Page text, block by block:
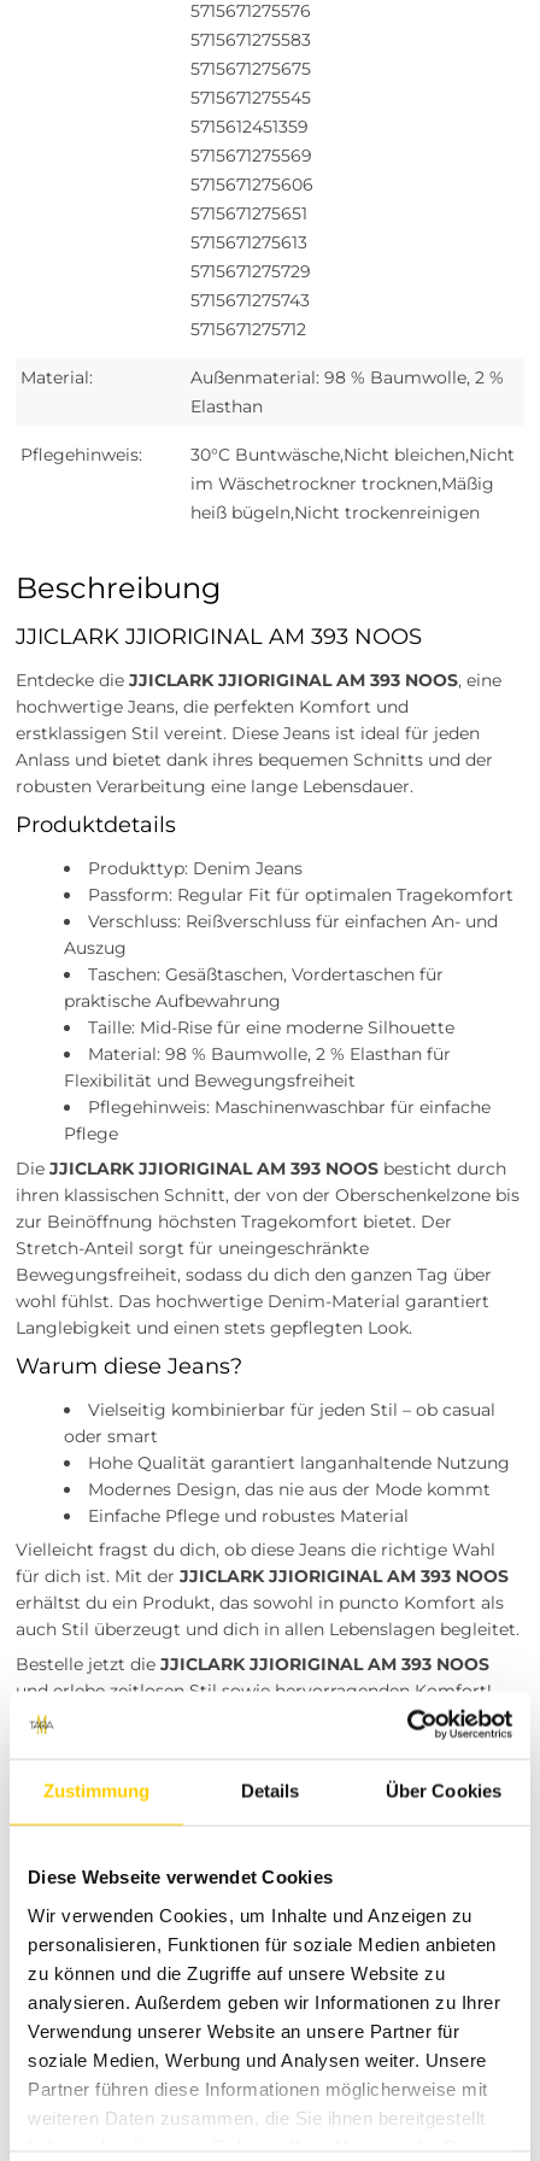
Zustimmung Details Über Cookies
Diese Webseite verwendet Cookies
Wir verwenden Cookies, um Inhalte und Anzeigen zu
personalisieren, Funktionen für soziale Medien anbieten
zu können und die Zugriffe auf unsere Website zu
analysieren. Außerdem geben wir Informationen zu Ihrer
Verwendung unserer Website an unsere Partner für
soziale Medien, Werbung und Analysen weiter. Unsere
Partner führen diese Informationen möglicherweise mit
weiteren Daten zusammen, die Sie ihnen bereitgestellt
5715671275576
5715671275583
5715671275675
5715671275545
5715612451359
5715671275569
5715671275606
5715671275651
5715671275613
5715671275729
5715671275743
5715671275712
Material:
Außenmaterial: 98 % Baumwolle, 2 %
Elasthan
Pflegehinweis:
30°C Buntwäsche,Nicht bleichen,Nicht
im Wäschetrockner trocknen,Mäßig
heiß bügeln,Nicht trockenreinigen
Beschreibung
JJICLARK JJIORIGINAL AM 393 NOOS
Entdecke dieJJICLARK JJIORIGINAL AM 393 NOOS, eine
hochwertige Jeans, die perfekten Komfort und
erstklassigen Stil vereint. Diese Jeans ist ideal für jeden
Anlass und bietet dank ihres bequemen Schnitts und der
robusten Verarbeitung eine lange Lebensdauer.
Produktdetails
Produkttyp: Denim Jeans
Passform: Regular Fit für optimalen Tragekomfort
Verschluss: Reißverschluss für einfachen An- und
Auszug
Taschen: Gesäßtaschen, Vordertaschen für
praktische Aufbewahrung
Taille: Mid-Rise für eine moderne Silhouette
Material: 98 % Baumwolle, 2 % Elasthan für
Flexibilität und Bewegungsfreiheit
Pflegehinweis: Maschinenwaschbar für einfache
Pflege
DieJJICLARK JJIORIGINAL AM 393 NOOS besticht durch
ihren klassischen Schnitt, der von der Oberschenkelzone bis
zur Beinöffnung höchsten Tragekomfort bietet. Der
Stretch-Anteil sorgt für uneingeschränkte
Bewegungsfreiheit, sodass du dich den ganzen Tag über
wohl fühlst. Das hochwertige Denim-Material garantiert
Langlebigkeit und einen stets gepflegten Look.
Warum diese Jeans?
Vielseitig kombinierbar für jeden Stil – ob casual
oder smart
Hohe Qualität garantiert langanhaltende Nutzung
Modernes Design, das nie aus der Mode kommt
Einfache Pflege und robustes Material
Vielleicht fragst du dich, ob diese Jeans die richtige Wahl
für dich ist. Mit derJJICLARK JJIORIGINAL AM 393 NOOS
erhältst du ein Produkt, das sowohl in puncto Komfort als
auch Stil überzeugt und dich in allen Lebenslagen begleitet.
Bestelle jetzt dieJJICLARK JJIORIGINAL AM 393 NOOS
und erlebe zeitlosen Stil sowie hervorragenden Komfort!
Versand & Rückgabe
Rückgaberecht: Rückgabe der Artikel ist innerhalb
von 30 Tagen nach Kauf möglich
anprobieren? Besuche einen unserer Tara-M Stores in
Dinslaken, Borken, Rheine, Herne, Bocholt, Coesfeld,
Datteln, Lüdinghausen, Marl oder Herten. Unsere
Modeexperten vor Ort beraten dich gerne!
Über uns
Tara-M steht für hochwertige Mode und exzellenten
Kundenservice. Unser Ziel ist es, dir stets die neuesten